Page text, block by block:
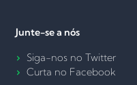
Junte-se a nós
Siga-nos no Twitter
Curta no Facebook